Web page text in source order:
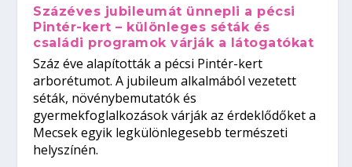
Százéves jubileumát ünnepli a pécsi
Pintér-kert – különleges séták és
családi programok várják a látogatókat
Száz éve alapították a pécsi Pintér-kert
arborétumot. A jubileum alkalmából vezetett
séták, növénybemutatók és
gyermekfoglalkozások várják az érdeklődőket a
Mecsek egyik legkülönlegesebb természeti
helyszínén.